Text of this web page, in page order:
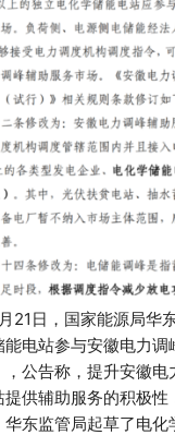
21日，国家能源局华
电站参与安徽电力调
公告称，提升安徽电
供辅助服务的积极性
东监管局起草了电化